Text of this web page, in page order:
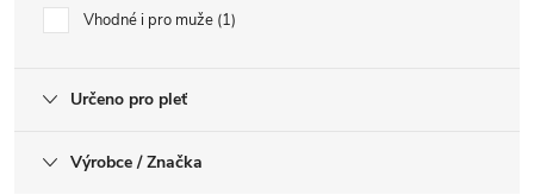
Vhodné i pro muže 1
Určeno pro pleť
Výrobce / Značka